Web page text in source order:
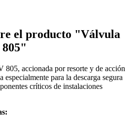
el producto "Válvula
805"
805, accionada por resorte y de acción
especialmente para la descarga segura
críticos de instalaciones